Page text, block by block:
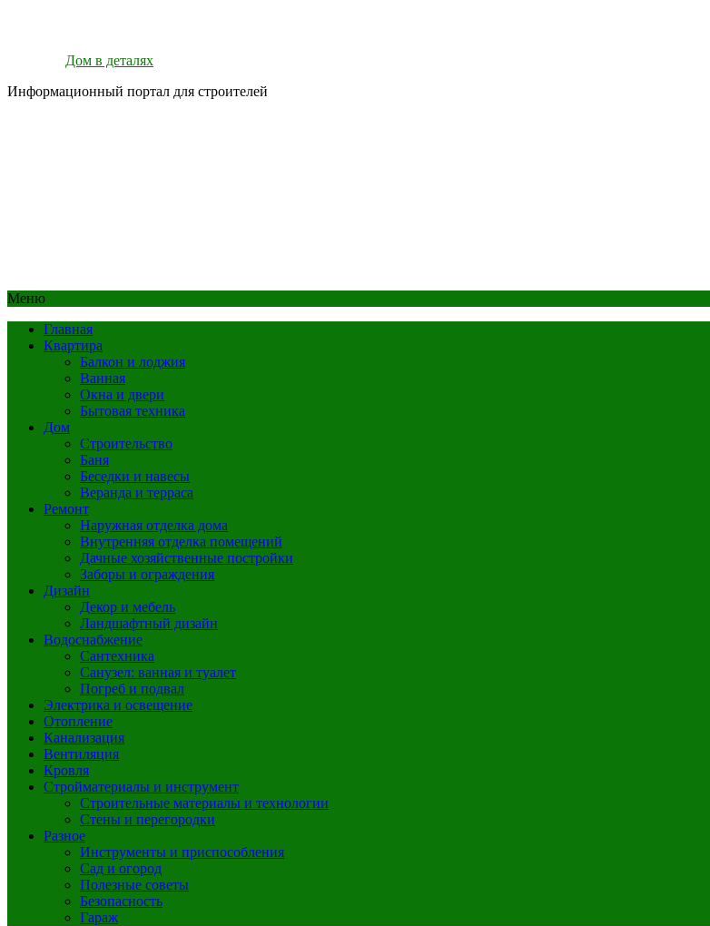
Дом в деталях
Информационный портал для строителей
Меню
Главная
Квартира
Балкон и лоджия
Ванная
Окна и двери
Бытовая техника
Дом
Строительство
Баня
Беседки и навесы
Веранда и терраса
Ремонт
Наружная отделка дома
Внутренняя отделка помещений
Дачные хозяйственные постройки
Заборы и ограждения
Дизайн
Декор и мебель
Ландшафтный дизайн
Водоснабжение
Сантехника
Санузел: ванная и туалет
Погреб и подвал
Электрика и освещение
Отопление
Канализация
Вентиляция
Кровля
Стройматериалы и инструмент
Строительные материалы и технологии
Стены и перегородки
Разное
Инструменты и приспособления
Сад и огород
Полезные советы
Безопасность
Гараж